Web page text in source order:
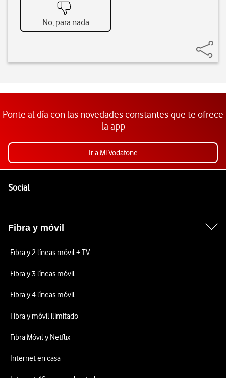
No, para nada
Ponte al día con las novedades constantes que te ofrece
la app
Ir a Mi Vodafone
SocialEnlaces a las redes sociales de Vodafone
Fibra y móvil
Fibra y 2 líneas móvil + TV
Fibra y 3 líneas móvil
Fibra y 4 líneas móvil
Fibra y móvil ilimitado
Fibra Móvil y Netflix
Internet en casa